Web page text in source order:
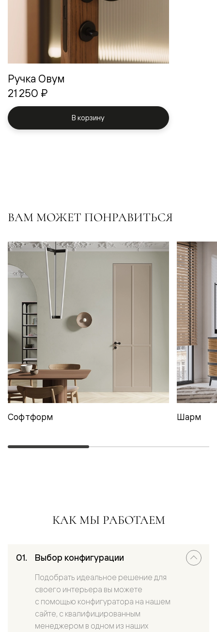
Ручка Овум
21 250 ₽
В корзину
ВАМ МОЖЕТ ПОНРАВИТЬСЯ
Софтформ Шарм
КАК МЫ РАБОТАЕМ
Выбор конфигурации
Подобрать идеальное решение для
своего интерьера вы можете
с помощью конфигуратора на нашем
сайте, с квалифицированным
менеджером в одном из наших